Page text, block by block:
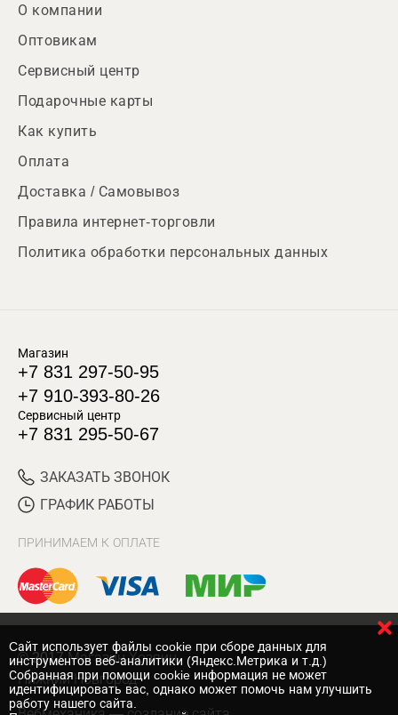
О компании
Оптовикам
Сервисный центр
Подарочные карты
Как купить
Оплата
Доставка / Самовывоз
Правила интернет-торговли
Политика обработки персональных данных
Магазин
+7 831 297-50-95
+7 910-393-80-26
Сервисный центр
+7 831 295-50-67
ЗАКАЗАТЬ ЗВОНОК
ГРАФИК РАБОТЫ
ПРИНИМАЕМ К ОПЛАТЕ
© 2017 Магазин Хозяин
Нижний Новгород
Cайт использует файлы cookie при сборе данных для
инструментов веб-аналитики (Яндекс.Метрика и т.д.)
Собранная при помощи cookie информация не может
идентифицировать вас, однако может помочь нам улучшить
работу нашего сайта.